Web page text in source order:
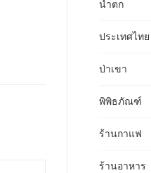
น้ำตก
ประเทศไทย
ป่าเขา
พิพิธภัณฑ์
ร้านกาแฟ
ร้านอาหาร